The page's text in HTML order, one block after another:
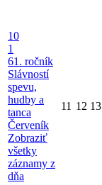
10
1
61. ročník
Slávností
spevu,
hudby a
tanca
Červeník
Zobraziť
všetky
záznamy z
dňa
11 12 13